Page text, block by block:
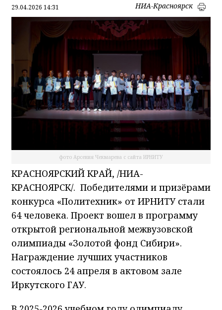
29.04.2026 14:31 НИА-Красноярск
фото Арсения Чекмарева с сайта ИРНИТУ
КРАСНОЯРСКИЙ КРАЙ, /НИА-
КРАСНОЯРСК/. Победителями и призёрами
конкурса «Политехник» от ИРНИТУ стали
64 человека. Проект вошел в программу
открытой региональной межвузовской
олимпиады «Золотой фонд Сибири».
Награждение лучших участников
состоялось 24 апреля в актовом зале
Иркутского ГАУ.